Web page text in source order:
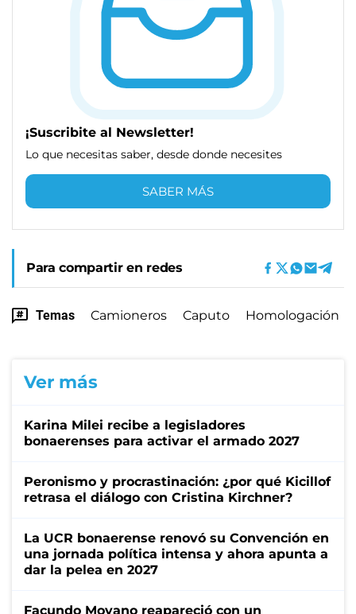
¡Suscribite al Newsletter!
Lo que necesitas saber, desde donde necesites
SABER MÁS
Para compartir en redes
Temas Camioneros Caputo Homologación
Ver más
Karina Milei recibe a legisladores
bonaerenses para activar el armado 2027
Peronismo y procrastinación: ¿por qué Kicillof
retrasa el diálogo con Cristina Kirchner?
La UCR bonaerense renovó su Convención en
una jornada política intensa y ahora apunta a
dar la pelea en 2027
Facundo Moyano reapareció con un